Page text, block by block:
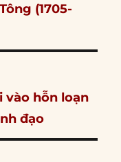
(1705-
vào hỗn loạn
đạo